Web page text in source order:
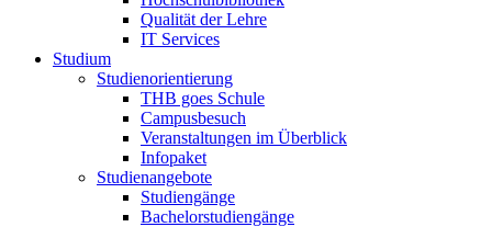
Qualität der Lehre
IT Services
Studium
Studienorientierung
THB goes Schule
Campusbesuch
Veranstaltungen im Überblick
Infopaket
Studienangebote
Studiengänge
Bachelorstudiengänge